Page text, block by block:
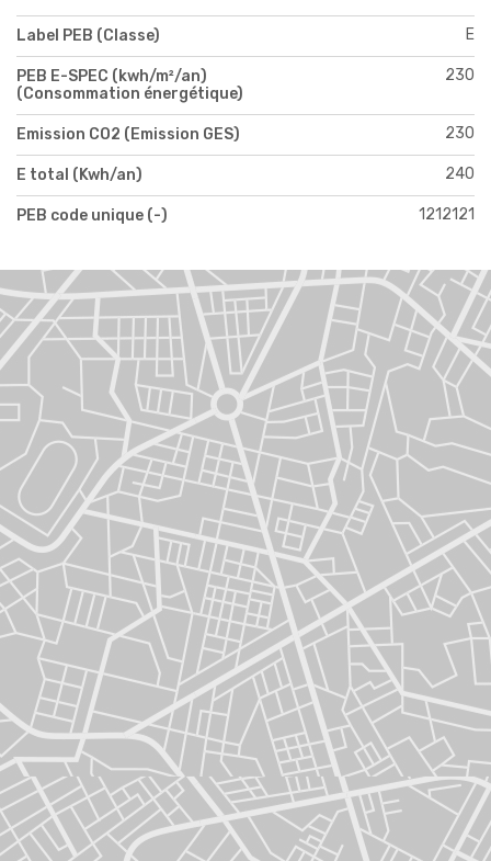
Label PEB (Classe) E
PEB E-SPEC (kwh/m²/an)
(Consommation énergétique)
230
Emission CO2 (Emission GES) 230
E total (Kwh/an) 240
PEB code unique (-) 1212121